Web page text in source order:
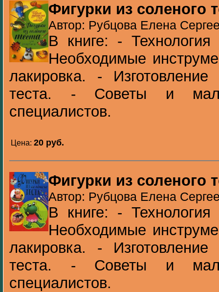
Фигурки из соленого
Автор: Рубцова Елена
В книге: - Технология
Необходимые
лакировка. -
теста. - Советы и
специалистов.
Цена: 20 pуб.
Фигурки из соленого
Автор: Рубцова Елена
В книге: - Технология
Необходимые
лакировка. -
теста. - Советы и
специалистов.